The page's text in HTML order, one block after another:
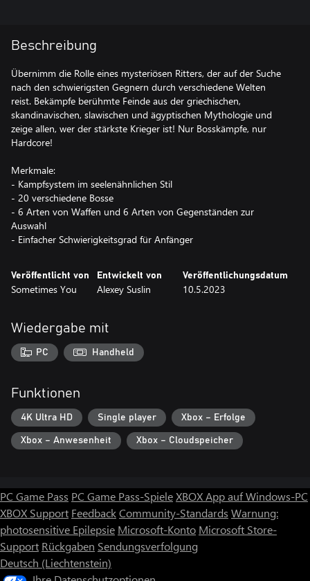
Beschreibung
Übernimm die Rolle eines mysteriösen Ritters, der auf der Suche
nach den schwierigsten Gegnern durch verschiedene Welten
reist. Bekämpfe berühmte Feinde aus der griechischen,
skandinavischen, slawischen und ägyptischen Mythologie und
zeige allen, wer der stärkste Krieger ist! Nur Bosskämpfe, nur
Hardcore!
Merkmale:
- Kampfsystem im seelenähnlichen Stil
- 20 verschiedene Bosse
- 6 Arten von Waffen und 6 Arten von Gegenständen zur
Auswahl
- Einfacher Schwierigkeitsgrad für Anfänger
Veröffentlicht von
Sometimes You
Entwickelt von
Alexey Suslin
Veröffentlichungsdatum
10.5.2023
Wiedergabe mit
PC Handheld
Funktionen
4K Ultra HD Single player Xbox – Erfolge
Xbox – Anwesenheit Xbox – Cloudspeicher
PC Game Pass PC Game Pass-SpieleXBOX App auf Windows-PC
XBOX Support FeedbackCommunity-Standards Warnung:
photosensitive Epilepsie Microsoft-Konto Microsoft Store-
Support Rückgaben Sendungsverfolgung
Deutsch (Liechtenstein)